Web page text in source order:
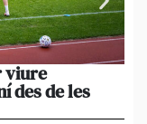
viure
des de les